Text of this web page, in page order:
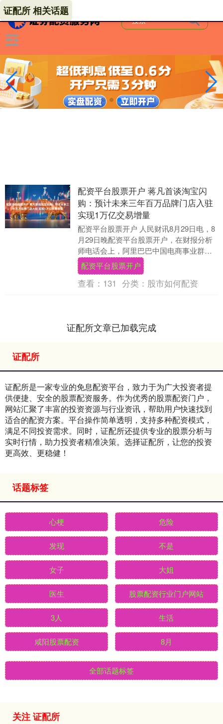
证配所 相关话题
配资平台股票开户 蒋凡首谈淘宝闪
购：预计未来三年百万品牌门店入驻
实现1万亿交易增量
配资平台股票开户 人民财讯8月29日电，8
月29日晚配资平台股票开户，在财报分析
师电话会上，阿里巴巴中国电商事业群
CEO蒋凡首次详谈淘宝闪购战略。他表
示，淘宝闪....
配资平台股票开户
查看： 131 分类： 股市如何配资
证配所文章已加载完成
证配所
证配所是一家专业的免息配资平台，致力于为广大投资者提
供便捷、安全的股票配资服务。作为优秀的股票配资门户，
网站汇聚了丰富的投资资源与行业资讯，帮助用户快速找到
适合的配资方案。平台操作简单透明，支持多种配资模式，
满足不同投资需求。同时，证配所还提供专业的股票分析与
实时行情，助力投资者精准决策。选择证配所，让您的投资
更高效、更稳健！
话题标签
心梗 危险
发现 不是
女子 大姐
医生 股票配资行业门户网站
3人 生活
咸阳股票配资 8月
全部话题标签
关注 证配所